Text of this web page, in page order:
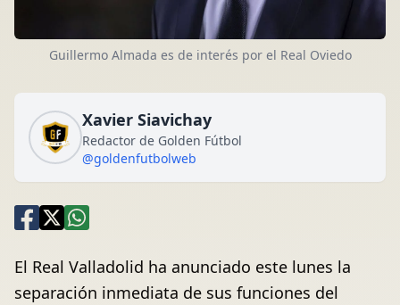
Guillermo Almada es de interés por el Real Oviedo
Xavier Siavichay
Redactor de Golden Fútbol
@goldenfutbolweb
El Real Valladolid ha anunciado este lunes la
separación inmediata de sus funciones del